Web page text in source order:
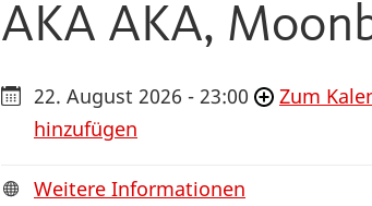
AKA AKA,
22. August 2026 - 23:00
Zum
hinzufügen
Weitere Informationen